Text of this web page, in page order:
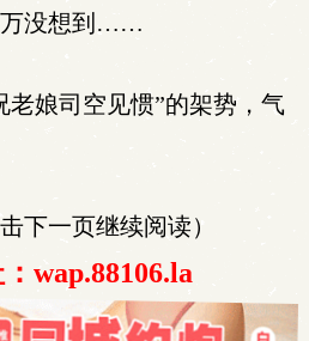
万没想到……
娘司空见惯”的架势，气
下一页继续阅读）
wap.88106.la